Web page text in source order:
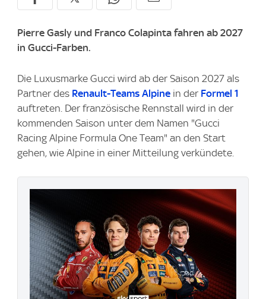
Pierre Gasly und Franco Colapinta fahren ab 2027
in Gucci-Farben.
Die Luxusmarke Gucci wird ab der Saison 2027 als
Partner des Renault-Teams Alpine in der Formel 1
auftreten. Der französische Rennstall wird in der
kommenden Saison unter dem Namen "Gucci
Racing Alpine Formula One Team" an den Start
gehen, wie Alpine in einer Mitteilung verkündete.